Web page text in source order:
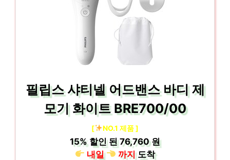
필립스 샤티넬 어드밴스 바디 제
모기 화이트 BRE700/00
[ NO.1 제품 ]
15% 할인 된76,760 원
내일
까지도착